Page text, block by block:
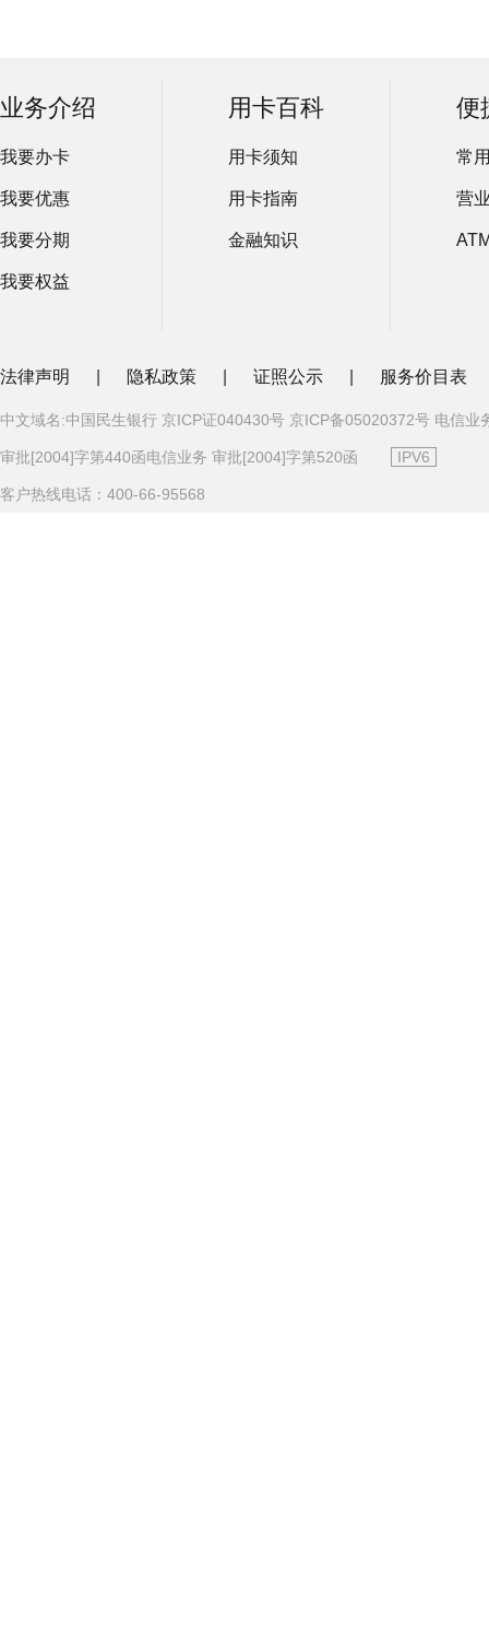
业务介绍
我要办卡
我要优惠
我要分期
我要权益
用卡百科
用卡须知
用卡指南
金融知识
便
常
营
法律声明 隐私政策 证照公示 服务价目表
中文域名:中国民生银行 京ICP证040430号 京ICP备05020372号 电信业
审批[2004]字第440函电信业务 审批[2004]字第520函 IPV6
客户热线电话：400-66-95568